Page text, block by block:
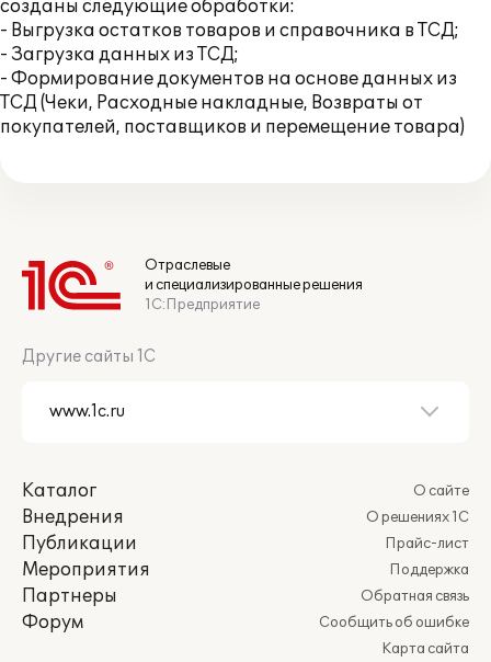
созданы следующие обработки:
- Выгрузка остатков товаров и справочника в ТСД;
- Загрузка данных из ТСД;
- Формирование документов на основе данных из
ТСД (Чеки, Расходные накладные, Возвраты от
покупателей, поставщиков и перемещение товара)
Отраслевые
и специализированные решения
1С:Предприятие
Другие сайты 1С
Каталог
Внедрения
Публикации
Мероприятия
Партнеры
Форум
О сайте
О решениях 1С
Прайс-лист
Поддержка
Обратная связь
Сообщить об ошибке
Карта сайта